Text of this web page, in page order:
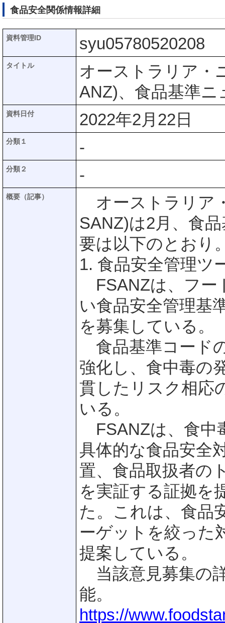
食品安全関係情報詳細
資料管理ID syu05780520208
タイトル
オーストラリア・
ANZ)、食品基準ニ
資料日付 2022年2月22日
分類１ -
分類２ -
概要（記事）
オーストラリア
SANZ)は2月、食
要は以下のとおり
1. 食品安全管理ツ
FSANZは、フー
い食品安全管理基
を募集している。
食品基準コード
強化し、食中毒の
貫したリスク相応
いる。
FSANZは、食中
具体的な食品安全
置、食品取扱者の
を実証する証拠を
た。これは、食品
ーゲットを絞った
提案している。
当該意見募集の
能。
https://